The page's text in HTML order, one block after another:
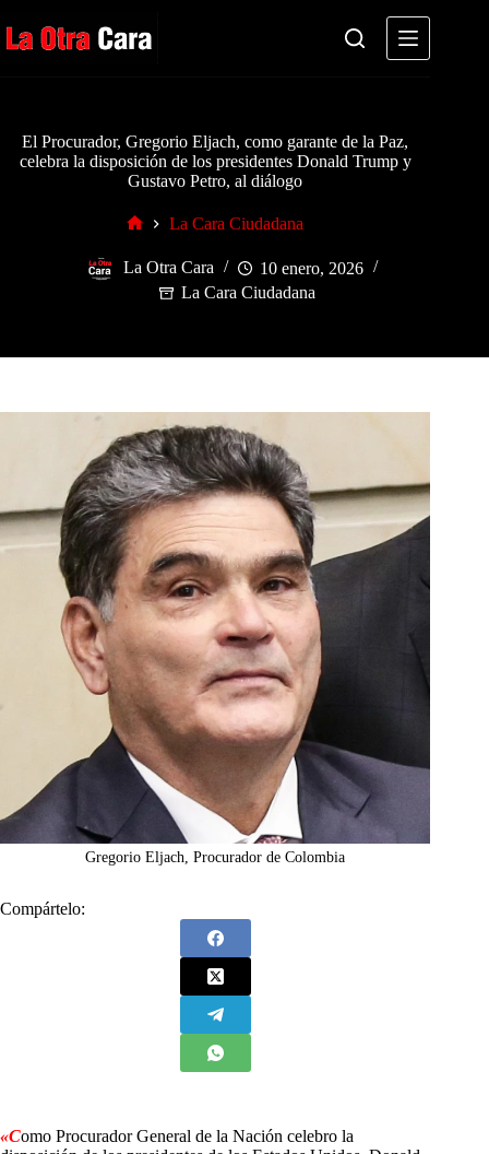
al
contenido
El Procurador, Gregorio Eljach, como garante de la Paz,
celebra la disposición de los presidentes Donald Trump y
Gustavo Petro, al diálogo
La Cara Ciudadana
La Otra Cara
10 enero, 2026
La Cara Ciudadana
Gregorio Eljach, Procurador de Colombia
Compártelo:
«Como Procurador General de la Nación celebro la